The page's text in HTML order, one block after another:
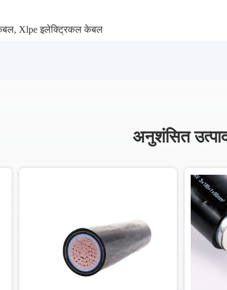
, Xlpe इलेक्ट्रिकल केबल
अनुशंसित